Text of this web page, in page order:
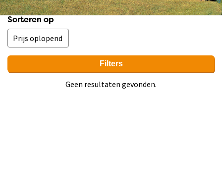
Sorteren op
Filters
Geen resultaten gevonden.